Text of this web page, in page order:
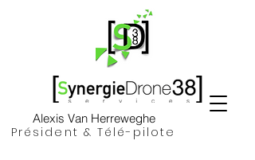
Alexis Van Herreweghe
Président & Télé-pilote